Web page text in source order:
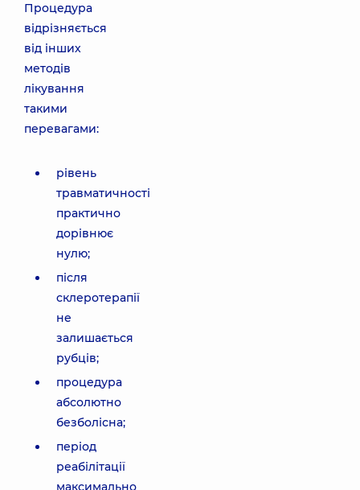
Процедура
відрізняється
від інших
методів
лікування
такими
перевагами:
рівень
травматичності
практично
дорівнює
нулю;
після
склеротерапії
не
залишається
рубців;
процедура
абсолютно
безболісна;
період
реабілітації
максимально